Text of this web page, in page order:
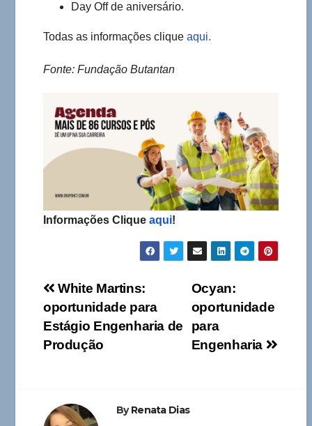
Day Off de aniversário.
Todas as informações clique aqui.
Fonte: Fundação Butantan
Informações Clique aqui!
Navegação
de
Post
Ocyan:
oportunidade
para
Engenharia
White Martins:
oportunidade para
Estágio Engenharia de
Produção
ByRenata Dias